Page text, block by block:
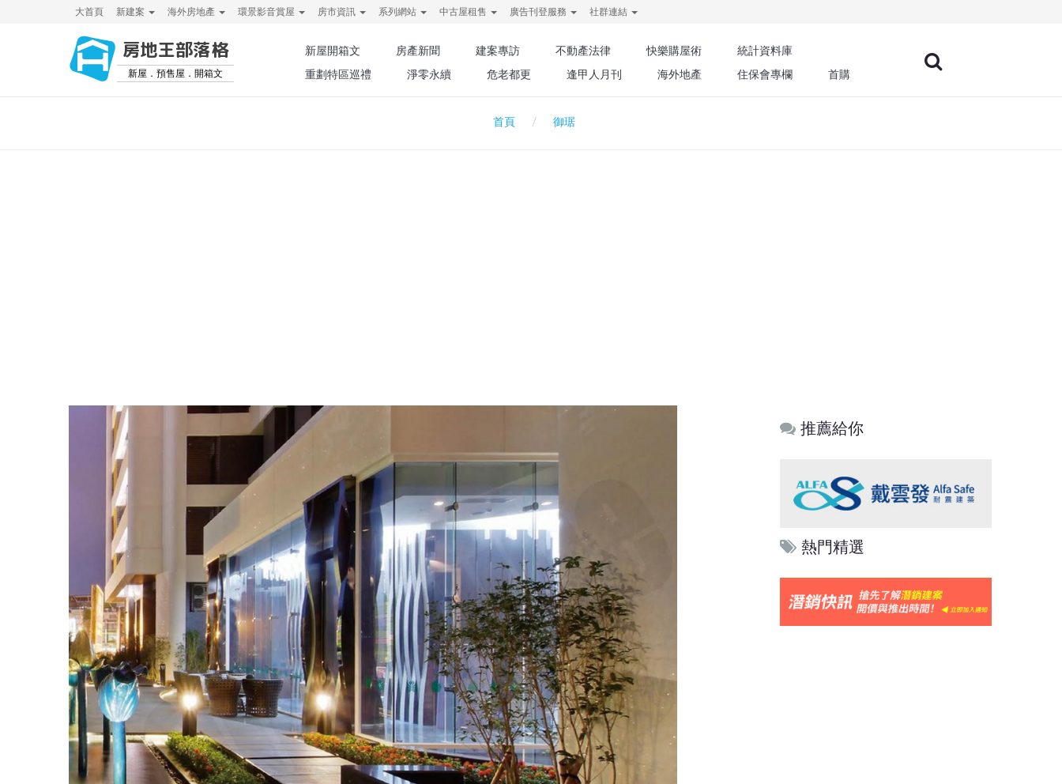
大首頁 新建案 海外房地產 環景影音賞屋 房市資訊 系列網站 中古屋租售 廣告刊登服務 社群連結
房地王部落格
新屋．預售屋．開箱文
新屋開箱文 房產新聞 建案專訪 不動產法律 快樂購屋術
統計資料庫
重劃特區巡禮
淨零永續 危老都更 逢甲人月刊 海外地產 住保會專欄 首購
首頁 御琚
推薦給你
熱門精選